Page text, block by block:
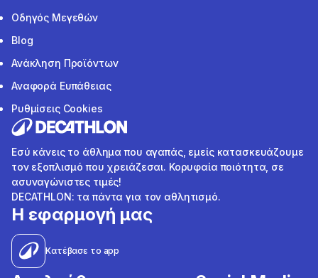
Οδηγός Μεγεθών
Blog
Ανάκληση Προϊόντων
Αναφορά Ευπάθειας
Ρυθμίσεις Cookies
Εσύ κάνεις το άθλημα που αγαπάς, εμείς κατασκευάζουμε
τον εξοπλισμό που χρειάζεσαι. Κορυφαία ποιότητα, σε
ασυναγώνιστες τιμές!
DECATHLON: τα πάντα για τον αθλητισμό.
Η εφαρμογή μας
Κατέβασε το app